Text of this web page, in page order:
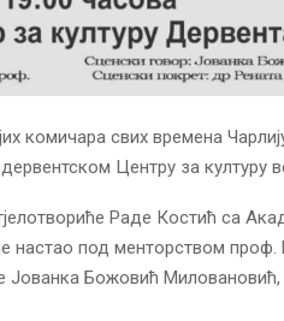
комичара свих времена
Центру за културу
Раде Костић са
настао под менторством проф.
Јованка Божовић